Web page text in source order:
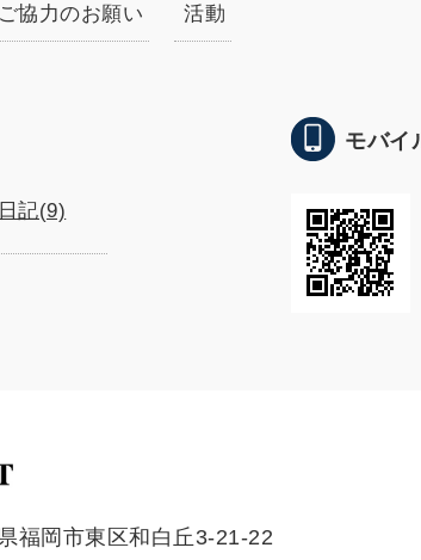
ご協力のお願い 活動
記(9)
モバイ
福岡市東区和白丘3-21-22